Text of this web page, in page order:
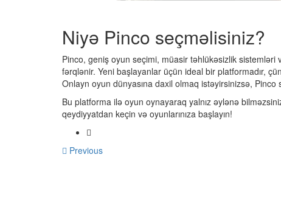
Niyə Pinco seçməlisiniz?
Pinco, geniş oyun seçimi, müasir təhlükəsizlik
fərqlənir. Yeni başlayanlar üçün ideal bir platformadır,
Onlayn oyun dünyasına daxil olmaq istəyirsinizsə,
Bu platforma ilə oyun oynayaraq yalnız əylənə
qeydiyyatdan keçin və oyunlarınıza başlayın!
Previous